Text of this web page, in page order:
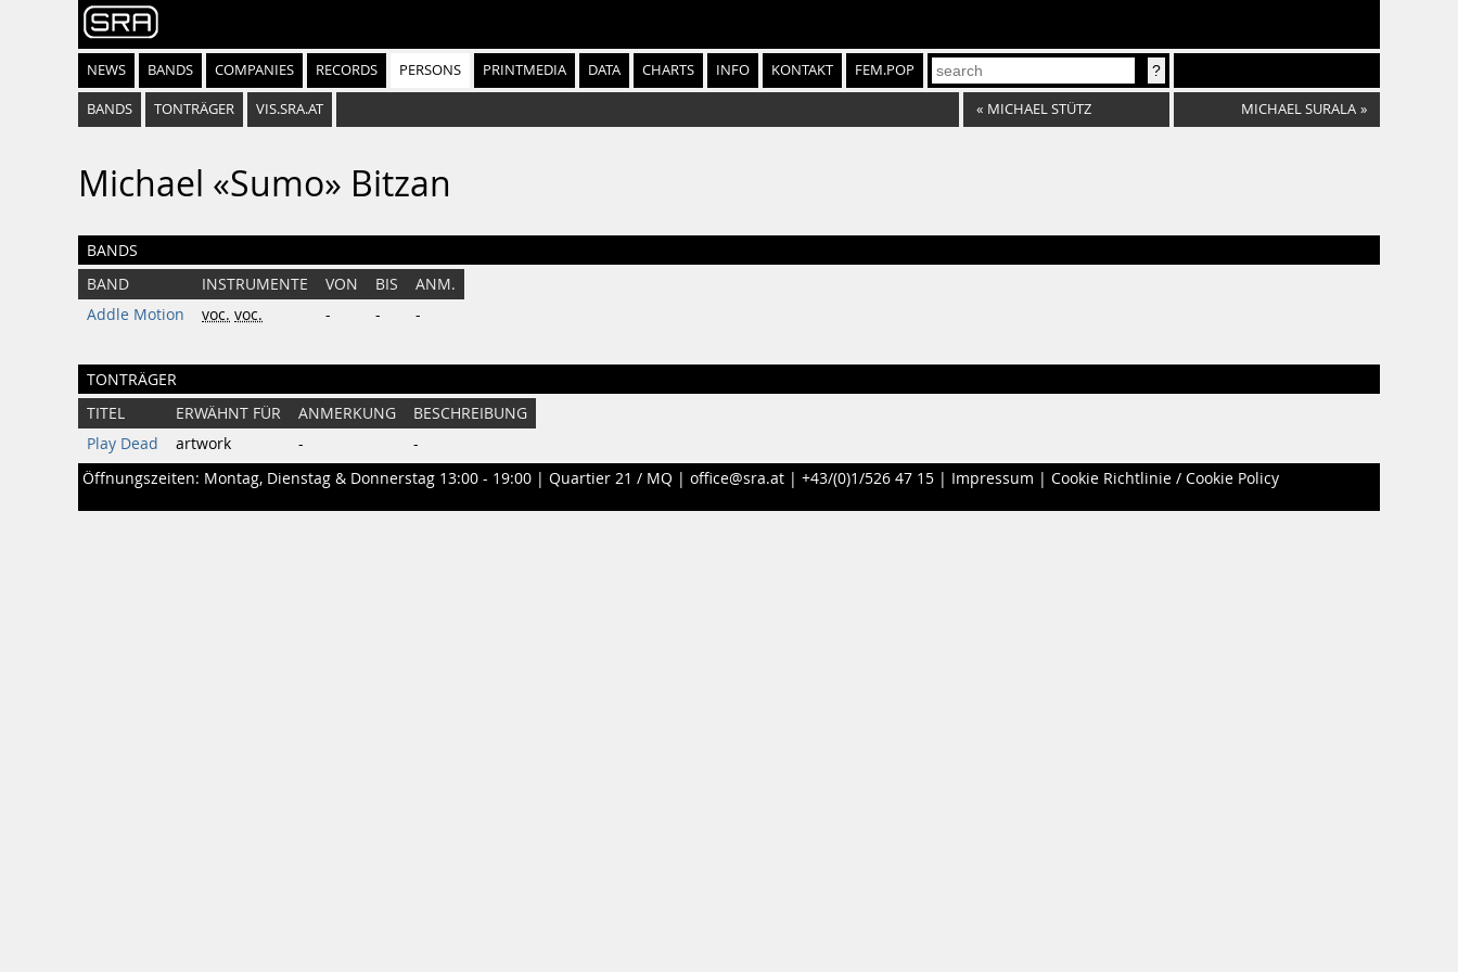
NEWS BANDS COMPANIES RECORDS PERSONS PRINTMEDIA DATA CHARTS INFO KONTAKT FEM.POP
BANDS TONTRÄGER VIS.SRA.AT « MICHAEL STÜTZ MICHAEL SURALA »
Michael «Sumo» Bitzan
BANDS
BAND INSTRUMENTE VON BIS
ANM.
Addle Motion
voc. voc. - - -
TONTRÄGER
TITEL ERWÄHNT FÜR ANMERKUNG
BESCHREIBUNG
Play Dead
artwork -
-
Öffnungszeiten: Montag, Dienstag & Donnerstag 13:00 - 19:00 | Quartier 21 / MQ | office@sra.at | +43/(0)1/526 47 15 | Impressum | Cookie Richtlinie / Cookie Policy